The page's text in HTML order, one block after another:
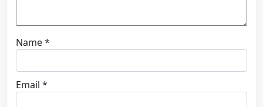
Name*
Email *